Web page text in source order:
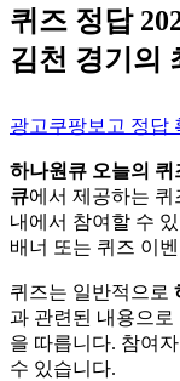
퀴즈 정답
김천 경기의
광고쿠팡보고 정답
하나원큐 오늘의 퀴
큐에서 제공하는
내에서 참여할 수
배너 또는 퀴즈 이
퀴즈는 일반적으로
과 관련된 내용으로
을 따릅니다. 참여
수 있습니다.